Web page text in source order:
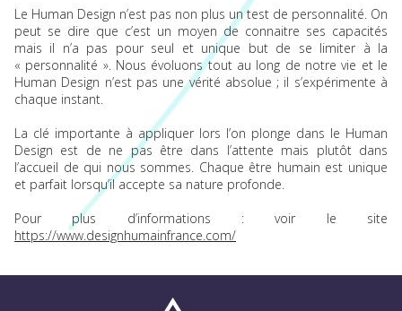
Le Human Design n’est pas non plus un test de personnalité. On
peut se dire que c’est un moyen de connaitre ses capacités
mais il n’a pas pour seul et unique but de se limiter à la
« personnalité ». Nous évoluons tout au long de notre vie et le
Human Design n’est pas une vérité absolue ; il s’expérimente à
chaque instant.
La clé importante à appliquer lors l’on plonge dans le Human
Design est de ne pas être dans l’attente mais plutôt dans
l’accueil de qui nous sommes. Chaque être humain est unique
et parfait lorsqu’il accepte sa nature profonde.
Pour plus d’informations : voir le site
https://www.designhumainfrance.com/